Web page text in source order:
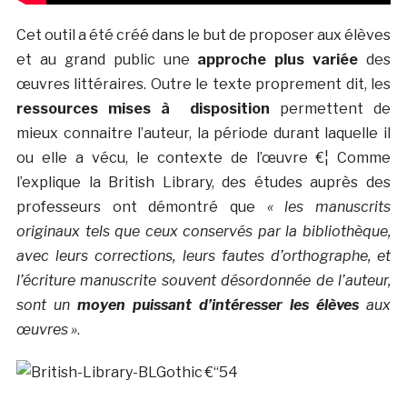
Cet outil a été créé dans le but de proposer aux élèves
et au grand public une approche plus variée des
œuvres littéraires. Outre le texte proprement dit, les
ressources mises à disposition permettent de
mieux connaitre l’auteur, la période durant laquelle il
ou elle a vécu, le contexte de l’œuvre €¦ Comme
l’explique la British Library, des études auprès des
professeurs ont démontré que « les manuscrits
originaux tels que ceux conservés par la bibliothèque,
avec leurs corrections, leurs fautes d’orthographe, et
l’écriture manuscrite souvent désordonnée de l’auteur,
sont un moyen puissant d’intéresser les élèves aux
œuvres ».